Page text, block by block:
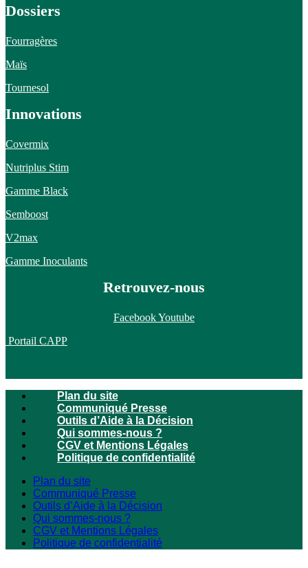
Dossiers
Fourragères
Maïs
Tournesol
Innovations
Covermix
Nutriplus Stim
Gamme Black
Semboost
V2max
Gamme Inoculants
Retrouvez-nous
FacebookYoutube
Portail CAPP
Plan du site
Communiqué Presse
Outils d’Aide à la Décision
Qui sommes-nous ?
CGV et Mentions Légales
Politique de confidentialité
Plan du site
Communiqué Presse
Outils d’Aide à la Décision
Qui sommes-nous ?
CGV et Mentions Légales
Politique de confidentialité